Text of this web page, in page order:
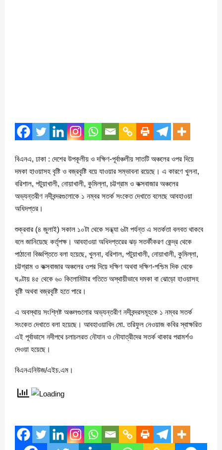
বিএনএ, ঢাকা : দেশের উপকূলীয় ও দক্ষিণ-পূর্বাঞ্চলীয় সাতটি অঞ্চলের ওপর দিয়ে
দমকা হাওয়াসহ বৃষ্টি ও বজ্রবৃষ্টি বয়ে যাওয়ার সম্ভাবনা রয়েছে। এ কারণে খুলনা,
বরিশাল, পটুয়াখালী, নোয়াখালী, কুমিল্লা, চট্টগ্রাম ও কক্সবাজার অঞ্চলের
অভ্যন্তরীণ নদীবন্দরগুলোকে ১ নম্বর সতর্ক সংকেত দেখাতে বলেছে আবহাওয়া
অধিদপ্তর।
শুক্রবার (৪ জুলাই) সকাল ১০টা থেকে সন্ধ্যা ৬টা পর্যন্ত এ সতর্কতা বলবত থাকবে
বলে জানিয়েছে কর্তৃপক্ষ। আবহাওয়া অধিদপ্তরের ঝড় সতর্কীকরণ কেন্দ্র থেকে
পাঠানো বিজ্ঞপ্তিতে বলা হয়েছে, খুলনা, বরিশাল, পটুয়াখালী, নোয়াখালী, কুমিল্লা,
চট্টগ্রাম ও কক্সবাজার অঞ্চলের ওপর দিয়ে দক্ষিণ অথবা দক্ষিণ-পশ্চিম দিক থেকে
ঘণ্টায় ৪৫ থেকে ৬০ কিলোমিটার গতিতে অস্থায়ীভাবে দমকা বা ঝোড়ো হাওয়াসহ
বৃষ্টি অথবা বজ্রবৃষ্টি হতে পারে।
এ অবস্থায় সংশ্লিষ্ট অঞ্চলগুলোর অভ্যন্তরীণ নদীবন্দরসমূহকে ১ নম্বর সতর্ক
সংকেত দেখাতে বলা হয়েছে। আবহাওয়াবিদ মো. তরিফুল নেওয়াজ কবির স্বাক্ষরিত
এই পূর্বাভাসে নদীপথে চলাচলরত নৌযান ও নৌযাত্রীদের সতর্ক থাকার পরামর্শও
দেওয়া হয়েছে।
বিএনএনিউজ/এইচ.এম।